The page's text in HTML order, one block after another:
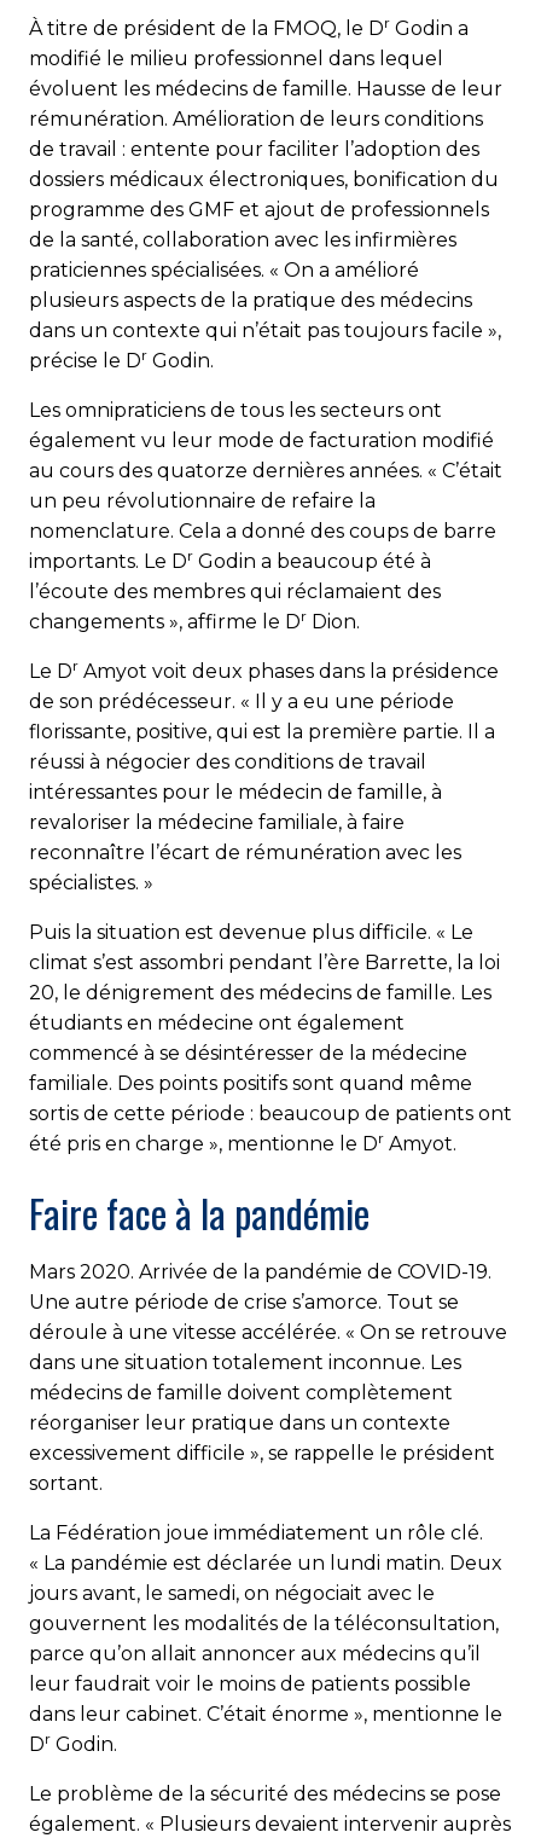
À titre de président de la FMOQ, le Dr Godin a
modifié le milieu professionnel dans lequel
évoluent les médecins de famille. Hausse de leur
rémunération. Amélioration de leurs conditions
de travail : entente pour faciliter l’adoption des
dossiers médicaux électroniques, bonification du
programme des GMF et ajout de professionnels
de la santé, collaboration avec les infirmières
praticiennes spécialisées. « On a amélioré
plusieurs aspects de la pratique des médecins
dans un contexte qui n’était pas toujours facile »,
précise le Dr Godin.
Les omnipraticiens de tous les secteurs ont
également vu leur mode de facturation modifié
au cours des quatorze dernières années. « C’était
un peu révolutionnaire de refaire la
nomenclature. Cela a donné des coups de barre
importants. Le Dr Godin a beaucoup été à
l’écoute des membres qui réclamaient des
changements », affirme le Dr Dion.
Le Dr Amyot voit deux phases dans la présidence
de son prédécesseur. « Il y a eu une période
florissante, positive, qui est la première partie. Il a
réussi à négocier des conditions de travail
intéressantes pour le médecin de famille, à
revaloriser la médecine familiale, à faire
reconnaître l’écart de rémunération avec les
spécialistes. »
Puis la situation est devenue plus difficile. « Le
climat s’est assombri pendant l’ère Barrette, la loi
20, le dénigrement des médecins de famille. Les
étudiants en médecine ont également
commencé à se désintéresser de la médecine
familiale. Des points positifs sont quand même
sortis de cette période : beaucoup de patients ont
été pris en charge », mentionne le Dr Amyot.
Faire face à la pandémie
Mars 2020. Arrivée de la pandémie de COVID-19.
Une autre période de crise s’amorce. Tout se
déroule à une vitesse accélérée. « On se retrouve
dans une situation totalement inconnue. Les
médecins de famille doivent complètement
réorganiser leur pratique dans un contexte
excessivement difficile », se rappelle le président
sortant.
La Fédération joue immédiatement un rôle clé.
« La pandémie est déclarée un lundi matin. Deux
jours avant, le samedi, on négociait avec le
gouvernent les modalités de la téléconsultation,
parce qu’on allait annoncer aux médecins qu’il
leur faudrait voir le moins de patients possible
dans leur cabinet. C’était énorme », mentionne le
Dr Godin.
Le problème de la sécurité des médecins se pose
également. « Plusieurs devaient intervenir auprès